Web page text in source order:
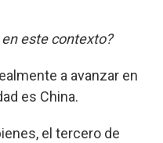
este contexto?
a avanzar en
es China.
el tercero de